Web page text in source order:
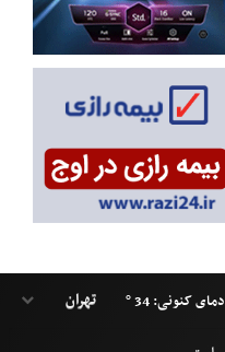
دمای کنونی: 34 °